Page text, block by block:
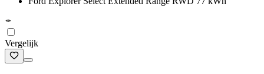
Vergelijk